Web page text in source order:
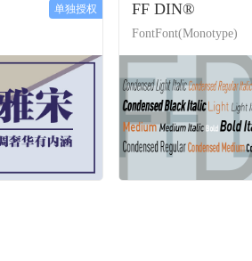
单独授权 FF DIN®
FontFont(Monotype)